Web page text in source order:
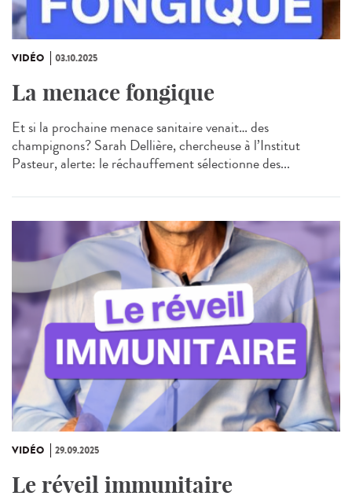
VIDÉO 03.10.2025
La menace fongique
Et si la prochaine menace sanitaire venait… des
champignons? Sarah Dellière, chercheuse à l’Institut
Pasteur, alerte: le réchauffement sélectionne des...
VIDÉO 29.09.2025
Le réveil immunitaire